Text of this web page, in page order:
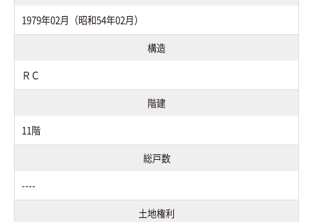
1979年02月（昭和54年02月）
構造
ＲＣ
階建
11階
総戸数
----
土地権利